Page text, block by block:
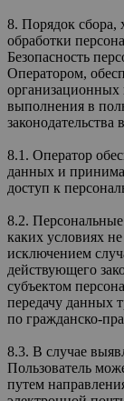
8. Порядок сбора,
обработки
Безопасность
Оператором,
организационных
выполнения в
8.1. Оператор
данных и
доступ к
8.2.
каких условиях
исключением
действующего
субъектом
передачу данных
по гражданско-
8.3. В случае
Пользователь
путем